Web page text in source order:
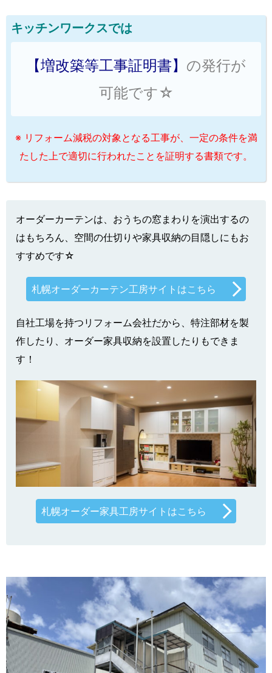
キッチンワークスでは
【増改築等工事証明書】 の発行が
可能です☆
※ リフォーム減税の対象となる工事が、一定の条件を満
たした上で適切に行われたことを証明する書類です。
オーダーカーテンは、おうちの窓まわりを演出するの
はもちろん、空間の仕切りや家具収納の目隠しにもお
すすめです☆
札幌オーダーカーテン工房サイトはこちら
自社工場を持つリフォーム会社だから、特注部材を製
作したり、オーダー家具収納を設置したりもできま
す！
札幌オーダー家具工房サイトはこちら